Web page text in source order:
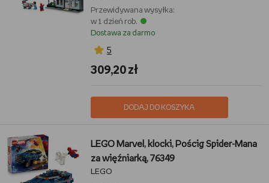
Przewidywana wysyłka:
w 1 dzień rob.
Dostawa za darmo
5
309,20 zł
DODAJ DO KOSZYKA
LEGO Marvel, klocki, Pościg Spider-Mana
za więźniarką, 76349
LEGO